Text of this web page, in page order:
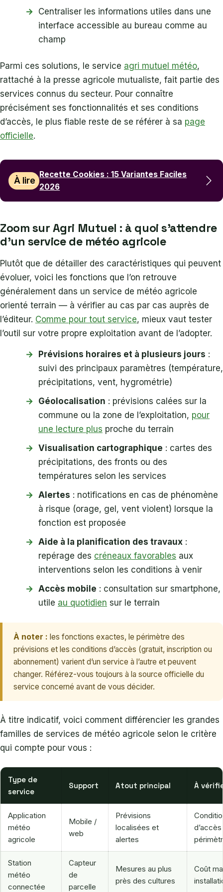
Centraliser les informations utiles dans une
interface accessible au bureau comme au
champ
Parmi ces solutions, le service agri mutuel météo,
rattaché à la presse agricole mutualiste, fait partie des
services connus du secteur. Pour connaître
précisément ses fonctionnalités et ses conditions
d’accès, le plus fiable reste de se référer à sa page
officielle.
À lire
Recette Cookies : 15 Variantes Faciles
2026
Zoom sur Agri Mutuel : à quoi s’attendre
d’un service de météo agricole
Plutôt que de détailler des caractéristiques qui peuvent
évoluer, voici les fonctions que l’on retrouve
généralement dans un service de météo agricole
orienté terrain — à vérifier au cas par cas auprès de
l’éditeur. Comme pour tout service, mieux vaut tester
l’outil sur votre propre exploitation avant de l’adopter.
Prévisions horaires et à plusieurs jours :
suivi des principaux paramètres (température,
précipitations, vent, hygrométrie)
Géolocalisation : prévisions calées sur la
commune ou la zone de l’exploitation, pour
une lecture plus proche du terrain
Visualisation cartographique : cartes des
précipitations, des fronts ou des
températures selon les services
Alertes : notifications en cas de phénomène
à risque (orage, gel, vent violent) lorsque la
fonction est proposée
Aide à la planification des travaux :
repérage des créneaux favorables aux
interventions selon les conditions à venir
Accès mobile : consultation sur smartphone,
utile au quotidien sur le terrain
À noter : les fonctions exactes, le périmètre des
prévisions et les conditions d’accès (gratuit, inscription ou
abonnement) varient d’un service à l’autre et peuvent
changer. Référez-vous toujours à la source officielle du
service concerné avant de vous décider.
À titre indicatif, voici comment différencier les grandes
familles de services de météo agricole selon le critère
qui compte pour vous :
Type de
service
Support Atout principal À
Application
météo
agricole
Mobile /
web
Prévisions
localisées et
alertes
Station
météo
connectée
Capteur
de
parcelle
Mesures au plus
près des cultures
Coût